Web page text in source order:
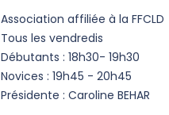
Association affiliée à la FFCLD
Tous les vendredis
Débutants : 18h30- 19h30
Novices : 19h45 - 20h45
Présidente : Caroline BEHAR